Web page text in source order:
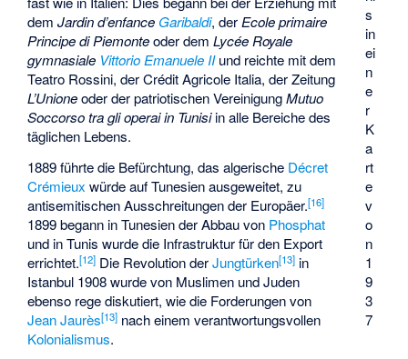
s
in
ei
n
e
r
K
a
rt
e
v
o
n
1
9
3
7
demJardin d’enfance Garibaldi, der Ecole primaire
Principe di Piemonteoder demLycée Royale
gymnasiale Vittorio Emanuele IIund reichte mit dem
Teatro Rossini, derCrédit Agricole Italia, der Zeitung
L’Unioneoder der patriotischen VereinigungMutuo
Soccorso tra gli operai in Tunisiin alle Bereiche des
täglichen Lebens.
1889 führte die Befürchtung, das algerische Décret
Crémieux würde auf Tunesien ausgeweitet, zu
antisemitischen Ausschreitungen der Europäer.[16]
1899 begann in Tunesien der Abbau von Phosphat
und in Tunis wurde die Infrastruktur für den Export
errichtet.[12] Die Revolution derJungtürken[13] in
Istanbul 1908 wurde von Muslimen und Juden
ebenso rege diskutiert, wie die Forderungen von
Jean Jaurès[13] nach einem verantwortungsvollen
Kolonialismus.